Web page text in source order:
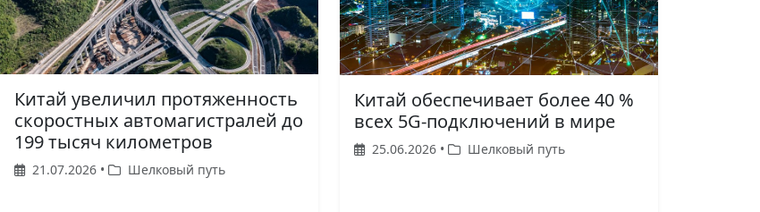
Китай увеличил протяженность
скоростных автомагистралей до
199 тысяч километров
21.07.2026 • Шелковый путь
Китай обеспечивает более 40 %
всех 5G-подключений в мире
25.06.2026 • Шелковый путь